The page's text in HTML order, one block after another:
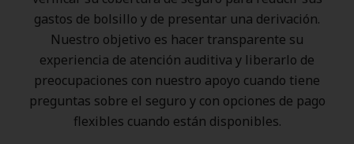
gastos de bolsillo y de presentar una derivación.
Nuestro objetivo es hacer transparente su
experiencia de atención auditiva y liberarlo de
preocupaciones con nuestro apoyo cuando tiene
preguntas sobre el seguro y con opciones de pago
flexibles cuando están disponibles.